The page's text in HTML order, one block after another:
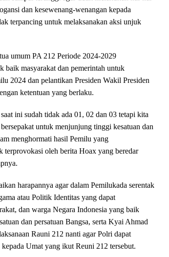
dan kesewenang-wenangan kepada
terpancing untuk melaksanakan aksi unjuk
umum PA 212 Periode 2024-2029
baik masyarakat dan pemerintah untuk
2024 dan pelantikan Presiden Wakil Presiden
ketentuan yang berlaku.
ini sudah tidak ada 01, 02 dan 03 tetapi kita
untuk menjunjung tinggi kesatuan dan
menghormati hasil Pemilu yang
terprovokasi oleh berita Hoax yang beredar
harapannya agar dalam Pemilukada serentak
atau Politik Identitas yang dapat
dan warga Negara Indonesia yang baik
dan persatuan Bangsa, serta Kyai Ahmad
Rauni 212 nanti agar Polri dapat
Umat yang ikut Reuni 212 tersebut.